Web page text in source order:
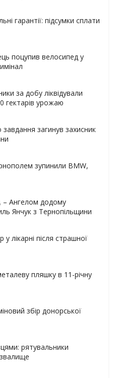
гарантії: підсумки сплати
поцупив велосипед у
за добу ліквідували
гектарів урожаю
загинув захисник
зупинили BMW,
– Ангелом додому
Янчук з Тернопільщини
лікарні після страшної
пляшку в 11-річну
збір донорської
рятувальники